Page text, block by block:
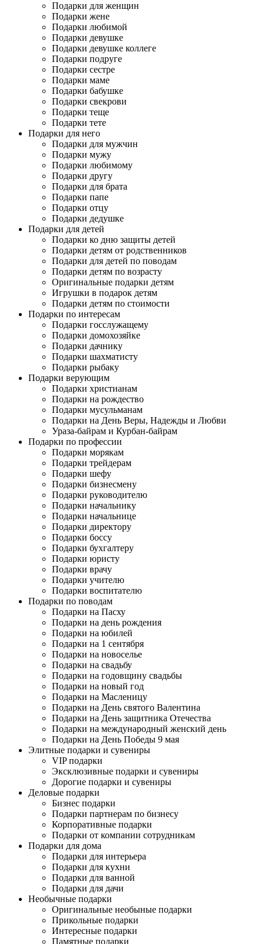
Подарки для женщин
Подарки жене
Подарки любимой
Подарки девушке
Подарки девушке коллеге
Подарки подруге
Подарки сестре
Подарки маме
Подарки бабушке
Подарки свекрови
Подарки теще
Подарки тете
Подарки для него
Подарки для мужчин
Подарки мужу
Подарки любимому
Подарки другу
Подарки для брата
Подарки папе
Подарки отцу
Подарки дедушке
Подарки для детей
Подарки ко дню защиты детей
Подарки детям от родственников
Подарки для детей по поводам
Подарки детям по возрасту
Оригинальные подарки детям
Игрушки в подарок детям
Подарки детям по стоимости
Подарки по интересам
Подарки госслужащему
Подарки домохозяйке
Подарки дачнику
Подарки шахматисту
Подарки рыбаку
Подарки верующим
Подарки христианам
Подарки на рождество
Подарки мусульманам
Подарки на День Веры, Надежды и Любви
Ураза-байрам и Курбан-байрам
Подарки по профессии
Подарки морякам
Подарки трейдерам
Подарки шефу
Подарки бизнесмену
Подарки руководителю
Подарки начальнику
Подарки начальнице
Подарки директору
Подарки боссу
Подарки бухгалтеру
Подарки юристу
Подарки врачу
Подарки учителю
Подарки воспитателю
Подарки по поводам
Подарки на Пасху
Подарки на день рождения
Подарки на юбилей
Подарки на 1 сентября
Подарки на новоселье
Подарки на свадьбу
Подарки на годовщину свадьбы
Подарки на новый год
Подарки на Масленицу
Подарки на День святого Валентина
Подарки на День защитника Отечества
Подарки на международный женский день
Подарки на День Победы 9 мая
Элитные подарки и сувениры
VIP подарки
Эксклюзивные подарки и сувениры
Дорогие подарки и сувениры
Деловые подарки
Бизнес подарки
Подарки партнерам по бизнесу
Корпоративные подарки
Подарки от компании сотрудникам
Подарки для дома
Подарки для интерьера
Подарки для кухни
Подарки для ванной
Подарки для дачи
Необычные подарки
Оригинальные необыные подарки
Прикольные подарки
Интересные подарки
Памятные подарки